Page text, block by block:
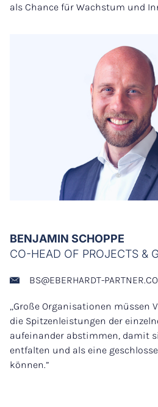
als Chance für Wachstum und
BENJAMIN SCHOPPE
CO-HEAD OF PROJECTS &
BS@EBERHARDT-
„Große Organisationen müssen
die Spitzenleistungen der
aufeinander abstimmen, damit
entfalten und als eine
können.”